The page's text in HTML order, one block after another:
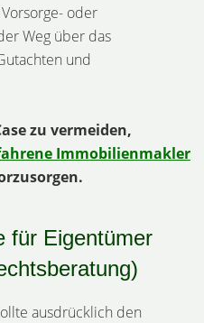
oder
Weg über das
und
zu vermeiden,
Immobilienmakler
für Eigentümer
ausdrücklich den